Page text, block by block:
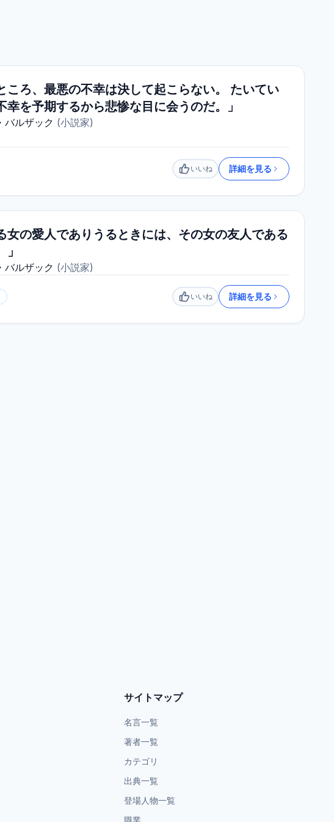
ころ、最悪の不幸は決して起こらない。 たいてい
幸を予期するから悲惨な目に会うのだ。」
バルザック (小説家)
いいね
いいね 詳細を見る
女の愛人でありうるときには、その女の友人である
バルザック (小説家)
いいね
いいね 詳細を見る
サイトマップ
名言一覧
著者一覧
カテゴリ
出典一覧
登場人物一覧
職業